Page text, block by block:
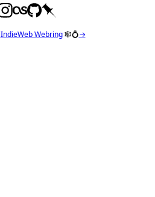
IndieWeb Webring🕸💍→